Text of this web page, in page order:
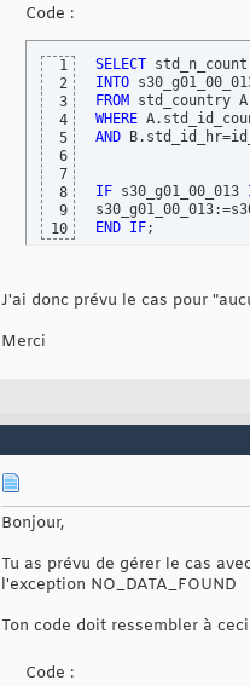
Code :
1
2
3
4
5
6
7
8
9
10
SELECT
INTO
FROM
WHERE
AND
IF s30_g01_00_013
END IF;
J'ai donc prévu le cas pour
Merci
Bonjour,
Tu as prévu de gérer le cas
l'exception NO_DATA_FOUND
Ton code doit ressembler à
Code :